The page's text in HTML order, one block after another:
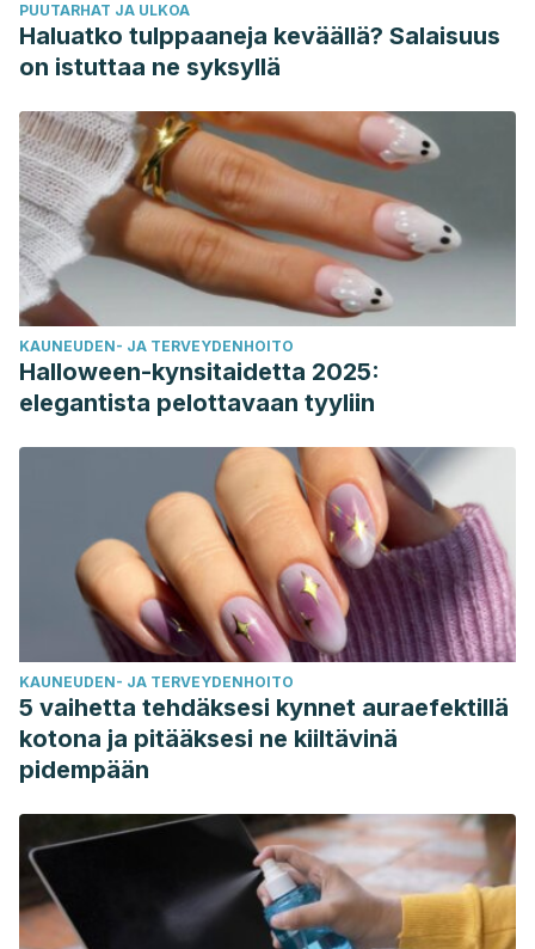
PUUTARHAT JA ULKOA
Haluatko tulppaaneja keväällä? Salaisuus
on istuttaa ne syksyllä
KAUNEUDEN- JA TERVEYDENHOITO
Halloween-kynsitaidetta 2025:
elegantista pelottavaan tyyliin
KAUNEUDEN- JA TERVEYDENHOITO
5 vaihetta tehdäksesi kynnet auraefektillä
kotona ja pitääksesi ne kiiltävinä
pidempään